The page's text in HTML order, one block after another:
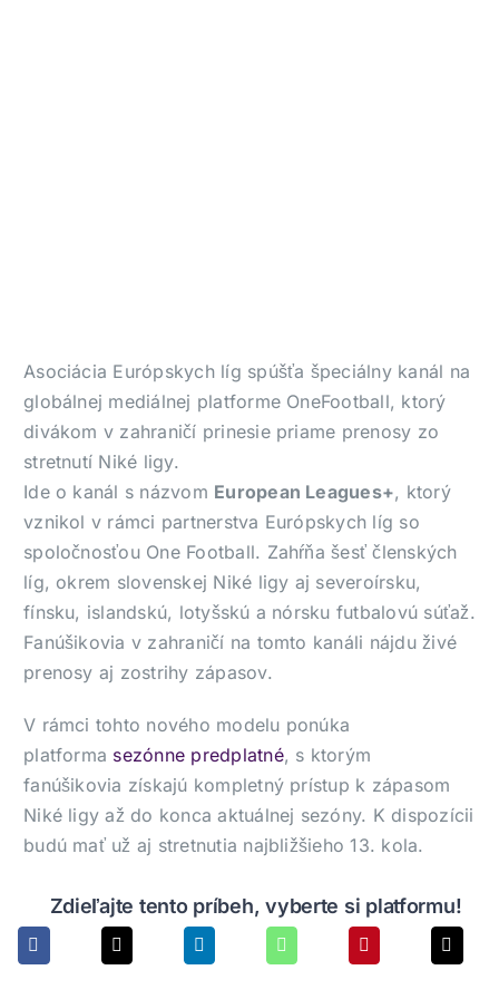
Asociácia Európskych líg spúšťa špeciálny kanál na
globálnej mediálnej platforme OneFootball, ktorý
divákom v zahraničí prinesie priame prenosy zo
stretnutí Niké ligy.
Ide o kanál s názvom European Leagues+, ktorý
vznikol v rámci partnerstva Európskych líg so
spoločnosťou One Football. Zahŕňa šesť členských
líg, okrem slovenskej Niké ligy aj severoírsku,
fínsku, islandskú, lotyšskú a nórsku futbalovú súťaž.
Fanúšikovia v zahraničí na tomto kanáli nájdu živé
prenosy aj zostrihy zápasov.
V rámci tohto nového modelu ponúka
platforma sezónne predplatné, s ktorým
fanúšikovia získajú kompletný prístup k zápasom
Niké ligy až do konca aktuálnej sezóny. K dispozícii
budú mať už aj stretnutia najbližšieho 13. kola.
Zdieľajte tento príbeh, vyberte si platformu!